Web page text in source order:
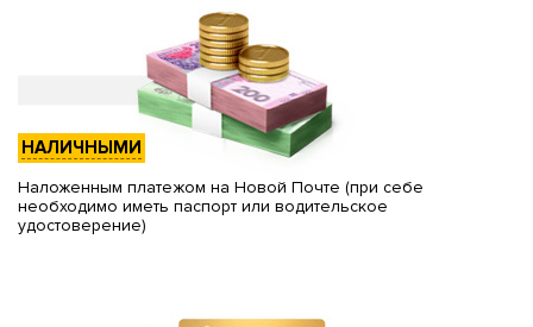
НАЛИЧНЫМИ
Наложенным платежом на Новой Почте (при себе
необходимо иметь паспорт или водительское
удостоверение)